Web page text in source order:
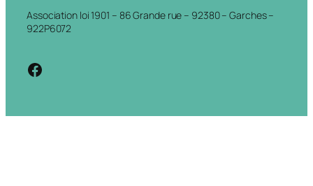
Association loi 1901 – 86 Grande rue – 92380 – Garches –
922P6072
https://www.facebook.com/